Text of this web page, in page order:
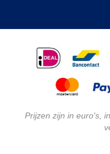
Prijzen zijn in euro's,